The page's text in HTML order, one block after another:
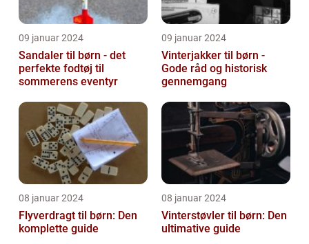
09 januar 2024
Sandaler til børn - det
perfekte fodtøj til
sommerens eventyr
09 januar 2024
Vinterjakker til børn -
Gode råd og historisk
gennemgang
08 januar 2024
Flyverdragt til børn: Den
komplette guide
08 januar 2024
Vinterstøvler til børn: Den
ultimative guide